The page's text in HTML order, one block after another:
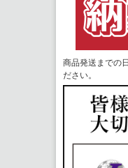
商品発送までの
ださい。